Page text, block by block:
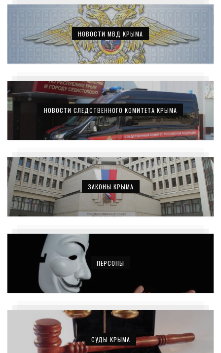
НОВОСТИ МВД КРЫМА
НОВОСТИ СЛЕДСТВЕННОГО КОМИТЕТА КРЫМА
ЗАКОНЫ КРЫМА
ПЕРСОНЫ
СУДЫ КРЫМА